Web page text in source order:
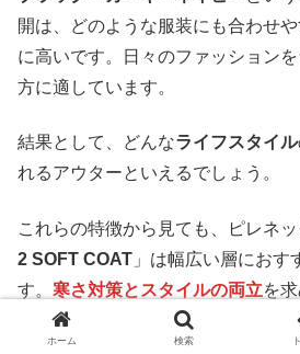
開は、どのような服装にも合わせや
に高いです。日々のファッションを
方に適しています。
結果として、どんなライフスタイル
れるアウターといえるでしょう。
これらの特徴から見ても、ピレネッ
2 SOFT COAT 」は幅広い層におす
す。 寒さ対策とスタイルの両立を
いパートナーになるでしょう。
ホーム 検索